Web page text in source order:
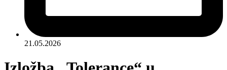
21.05.2026